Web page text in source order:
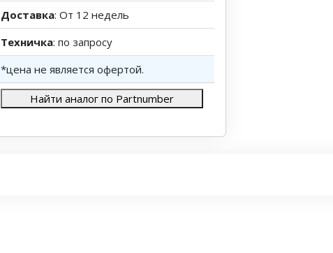
Доставка: От 12 недель
Техничка: по запросу
*цена не является офертой.
Найти аналог по Partnumber